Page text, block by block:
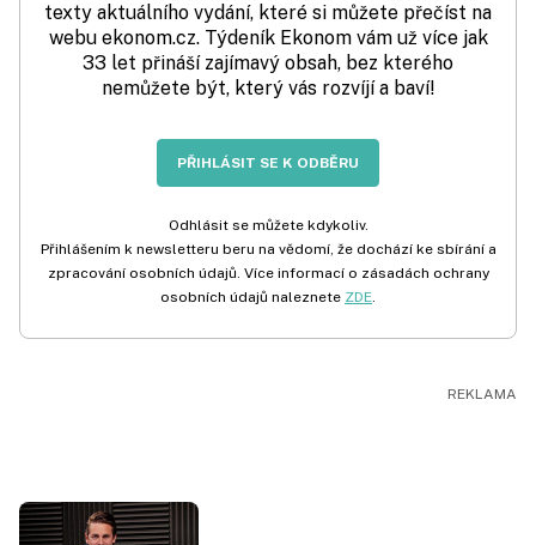
texty aktuálního vydání, které si můžete přečíst na
webu ekonom.cz. Týdeník Ekonom vám už více jak
33 let přináší zajímavý obsah, bez kterého
nemůžete být, který vás rozvíjí a baví!
PŘIHLÁSIT SE K ODBĚRU
Odhlásit se můžete kdykoliv.
Přihlášením k newsletteru beru na vědomí, že dochází ke sbírání a
zpracování osobních údajů. Více informací o zásadách ochrany
osobních údajů naleznete ZDE.